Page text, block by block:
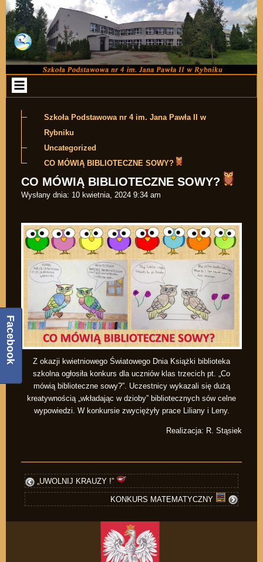
Przejdź do zawartości
Szkoła Podstawowa nr 4 im. Jana Pawła II w
Rybniku
Uncategorized
CO MÓWIĄ BIBLIOTECZNE SOWY?
CO MÓWIĄ BIBLIOTECZNE SOWY?
Wysłany dnia: 10 kwietnia, 2024 9:34 am
Z okazji kwietniowego Światowego Dnia Książki biblioteka
szkolna ogłosiła konkurs dla uczniów klas trzecich pt. „Co
mówią biblioteczne sowy?”. Uczestnicy wykazali się dużą
kreatywnością „wkładając w dzioby” bibliotecznych sów celne
wypowiedzi. W konkursie zwyciężyły prace Liliany i Leny.
Realizacja: R. Stąsiek
„UWOLNIJ KRAUZY !”
KONKURS MATEMATYCZNY
Facebook